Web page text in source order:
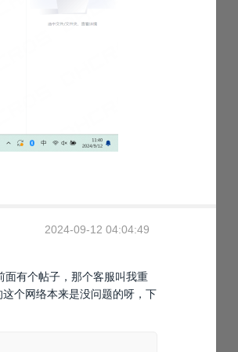
2024-09-12 04:04:49
有个帖子，那个客服叫我重
个网络本来是没问题的呀，下